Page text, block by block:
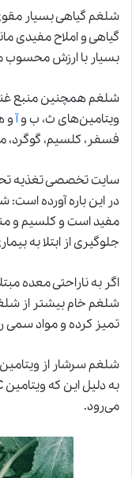
شلغمگیاهی بسیار
گیاهی و املاح مفیدی
بسیار با ارزش
شلغم همچنین منبع غنی
ویتامین‌های ث، ب وآو
فسفر، کلسیم،
سایت تخصصی تغذیه
در این باره آورده است:
مفید است و کلسیم و
جلوگیری از ابتلا به
اگر به ناراحتی معده
شلغم خام بیشتر از
تمیز کرده و مواد سمی
می‌رود.